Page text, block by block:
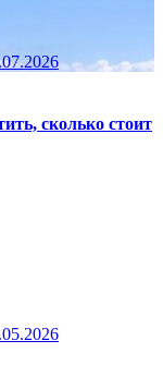
сколько стоит